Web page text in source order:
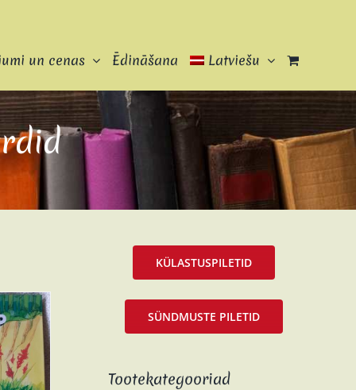
un cenas Ēdināšana Latviešu
KÜLASTUSPILETID
SÜNDMUSTE PILETID
Tootekategooriad